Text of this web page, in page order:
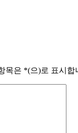
목은 *(으)로 표시합